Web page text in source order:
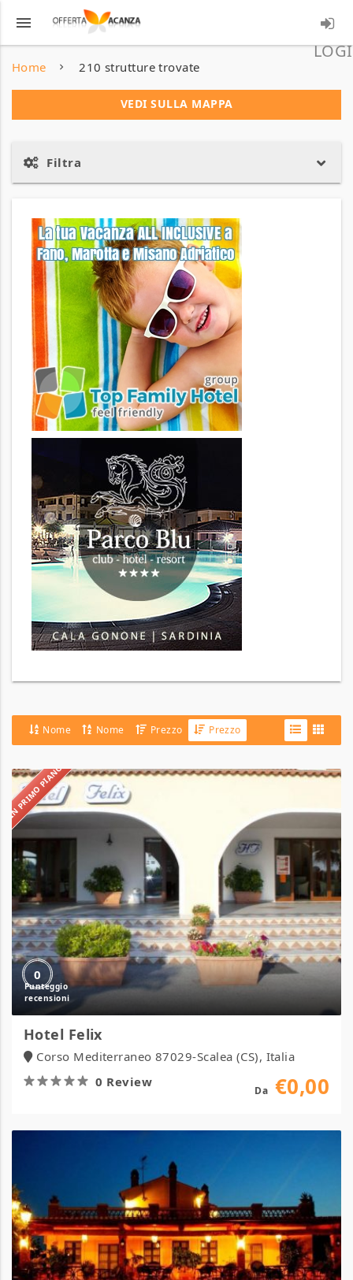
menu
Home 210 strutture trovate
VEDI SULLA MAPPA
Filtra
Nome Nome Prezzo Prezzo
IN PRIMO PIANO
0
Hotel
Felix
Hotel Felix
Corso Mediterraneo 87029-Scalea (CS), Italia
0 Review
Da €0,00
Casacchella